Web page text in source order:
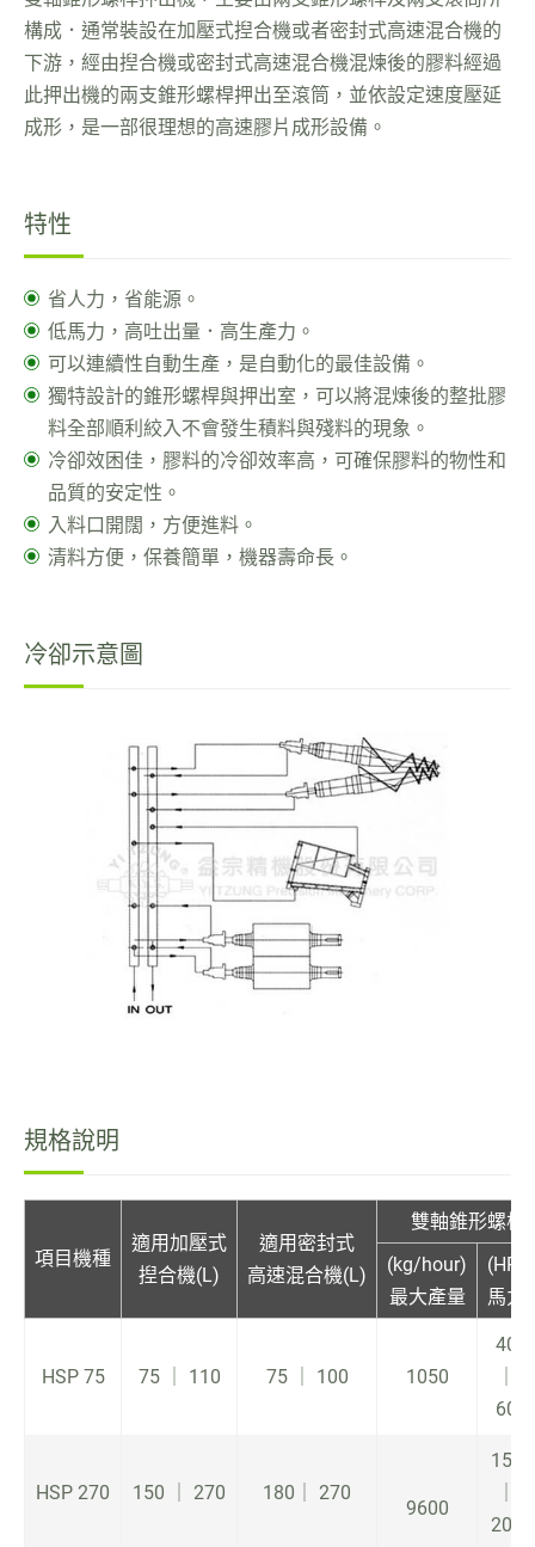
構成．通常裝設在加壓式揑合機或者密封式高速混合機的
下游，經由揑合機或密封式高速混合機混煉後的膠料經過
此押出機的兩支錐形螺桿押出至滾筒，並依設定速度壓延
成形，是一部很理想的高速膠片成形設備。
特性
省人力，省能源。
低馬力，高吐出量．高生產力。
可以連續性自動生產，是自動化的最佳設備。
獨特設計的錐形螺桿與押出室，可以將混煉後的整批膠
料全部順利絞入不會發生積料與殘料的現象。
冷卻效困佳，膠料的冷卻效率高，可確保膠料的物性和
品質的安定性。
入料口開闊，方便進料。
清料方便，保養簡單，機器壽命長。
冷卻示意圖
規格說明
項目機種
適用加壓式
揑合機(L)
適用密封式
高速混合機(L)
雙軸錐形螺桿
(kg/hour)
最大產量
(HP)
馬力
HSP 75 75 ｜ 110 75 ｜ 100 1050
40
60
HSP 270 150 ｜ 270 180｜ 270
9600
150
200